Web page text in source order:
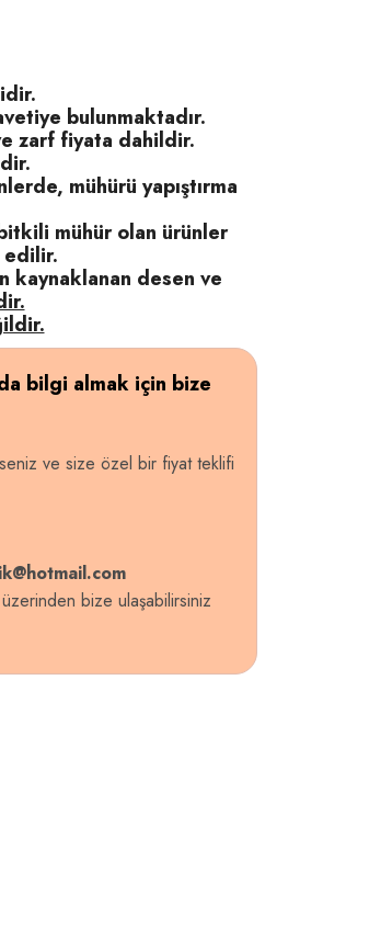
bulunmaktadır.
zarf fiyata dahildir.
mühürü yapıştırma
mühür olan ürünler
edilir.
kaynaklanan desen ve
bilgi almak için bize
ve size özel bir fiyat teklifi
üzerinden bize ulaşabilirsiniz